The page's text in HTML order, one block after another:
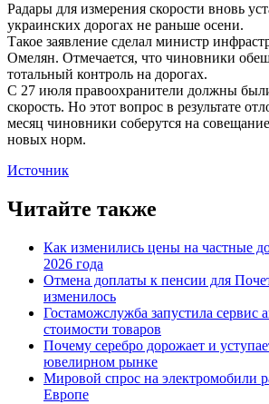
Радары для измерения скорости вновь
украинских дорогах не раньше осени.
Такое заявление сделал министр
Омелян. Отмечается, что чиновники
тотальный контроль на дорогах.
С 27 июля правоохранители должны
скорость. Но этот вопрос в результате
месяц чиновники соберутся на
новых норм.
Источник
Читайте также
Как изменились цены на частные
2026 года
Отмена доплаты к пенсии для
изменилось
Гостаможслужба запустила сервис
стоимости товаров
Почему серебро дорожает и
ювелирном рынке
Мировой спрос на электромобили
Европе